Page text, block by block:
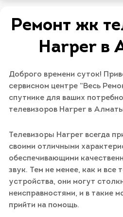
Ремонт жк
Harper в
Доброго времени суток!
сервисном центре “Весь
спутнике для ваших
телевизоров Harper в
Телевизоры Harper всегда
своими отличными
обеспечивающими
звук. Тем не менее, как и все
устройства, они могут
неисправностями, и в такие
прийти на помощь.